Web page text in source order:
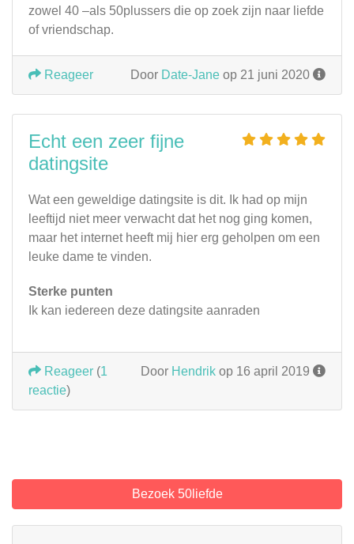
zowel 40 –als 50plussers die op zoek zijn naar liefde
of vriendschap.
Door Date-Jane op 21 juni 2020
Reageer
Echt een zeer fijne
datingsite
Wat een geweldige datingsite is dit. Ik had op mijn
leeftijd niet meer verwacht dat het nog ging komen,
maar het internet heeft mij hier erg geholpen om een
leuke dame te vinden.
Sterke punten
Ik kan iedereen deze datingsite aanraden
Door Hendrik op 16 april 2019
Reageer (1
reactie)
Bezoek 50liefde